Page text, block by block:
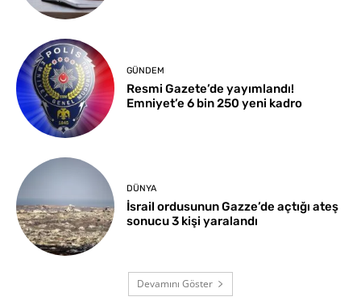
GÜNDEM
Resmi Gazete’de yayımlandı!
Emniyet’e 6 bin 250 yeni kadro
DÜNYA
İsrail ordusunun Gazze’de açtığı ateş
sonucu 3 kişi yaralandı
Devamını Göster